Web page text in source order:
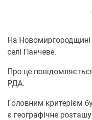
На
селі Панчеве.
Про це
РДА.
Головним критерієм
є географічне